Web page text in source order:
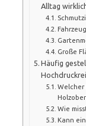
Alltag
Große
Häufig
Welcher
Wie
Kann